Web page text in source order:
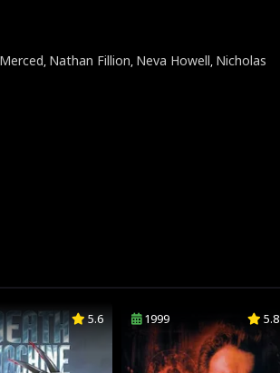
, Nathan Fillion, Neva Howell, Nicholas
5.6 1999 5.8